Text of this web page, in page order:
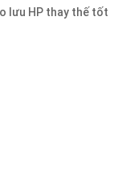
lưu HP thay thế tốt